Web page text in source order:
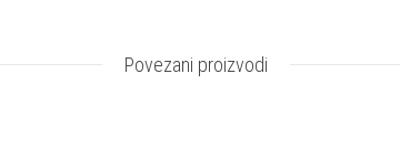
Povezani proizvodi